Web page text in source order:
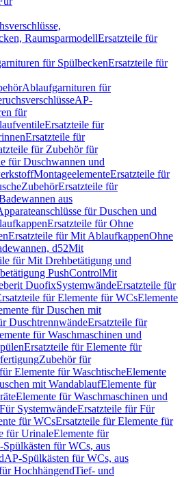
RaumsparmodellErsatzteile für
für SpülbeckenErsatzteile für
Ablaufgarnituren für
AP-
für
Ersatzteile für
Ersatzteile für
für Zubehör für
für Duschwannen und
MontageelementeErsatzteile für
ZubehörErsatzteile für
aus
für Duschen und
Ersatzteile für Ohne
Ersatzteile für Mit AblaufkappenOhne
d52Mit
für Mit Drehbetätigung und
PushControlMit
DuofixSystemwändeErsatzteile für
für Elemente für WCsElemente
für Duschen mit
DuschtrennwändeErsatzteile für
für Waschmaschinen und
Ersatzteile für Elemente für
Zubehör für
Elemente für WaschtischeElemente
mit WandablaufElemente für
Elemente für Waschmaschinen und
Für SystemwändeErsatzteile für Für
für WCsErsatzteile für Elemente für
für UrinaleElemente für
Spülkästen für WCs, aus
AP-Spülkästen für WCs, aus
HochhängendTief- und